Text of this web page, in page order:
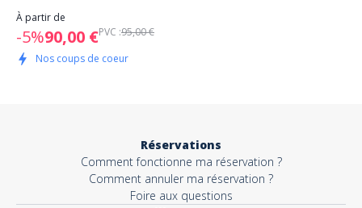
À partir de
-5%90,00 €PVC :95,00 €
Nos coups de coeur
Réservations
Comment fonctionne ma réservation ?
Comment annuler ma réservation ?
Foire aux questions